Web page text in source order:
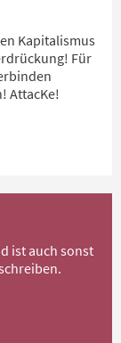
Kapitalismus
Für
AttacKe!
ist auch sonst